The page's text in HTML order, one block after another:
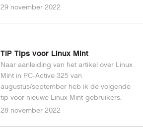
op een raid.
29 november 2022
TIP Tips voor Linux Mint
Naar aanleiding van het artikel over Linux
Mint in PC-Active 325 van
augustus/september heb ik de volgende
tip voor nieuwe Linux Mint-gebruikers.
28 november 2022